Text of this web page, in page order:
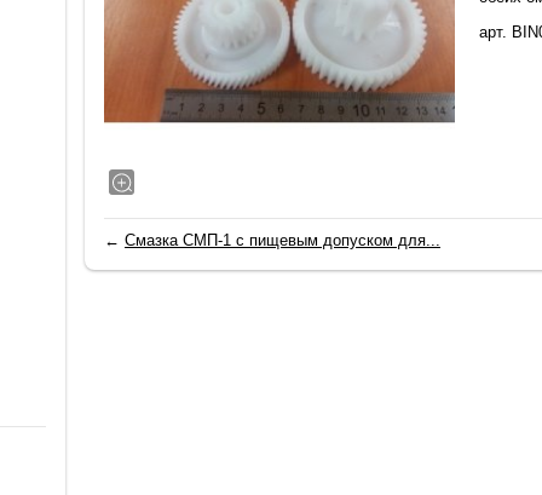
арт.
← Смазка СМП-1 с пищевым допуском для...